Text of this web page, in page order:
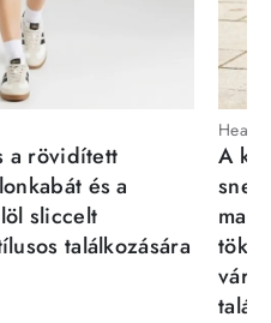
a rövidített
és a
sliccelt
találkozására
A